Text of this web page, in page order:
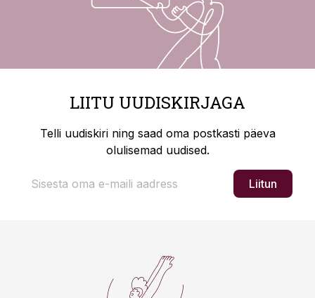
LIITU UUDISKIRJAGA
Telli uudiskiri ning saad oma postkasti päeva
olulisemad uudised.
Liitun